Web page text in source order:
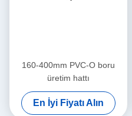
160-400mm PVC-O boru
üretim hattı
En İyi Fiyatı Alın